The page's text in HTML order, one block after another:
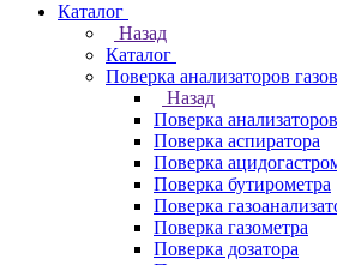
Каталог
Назад
Каталог
Поверка анализаторов
Назад
Поверка
Поверка аспиратора
Поверка
Поверка бутирометра
Поверка
Поверка газометра
Поверка дозатора